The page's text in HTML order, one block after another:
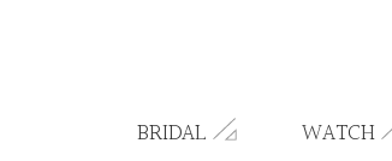
BRIDAL WATCH